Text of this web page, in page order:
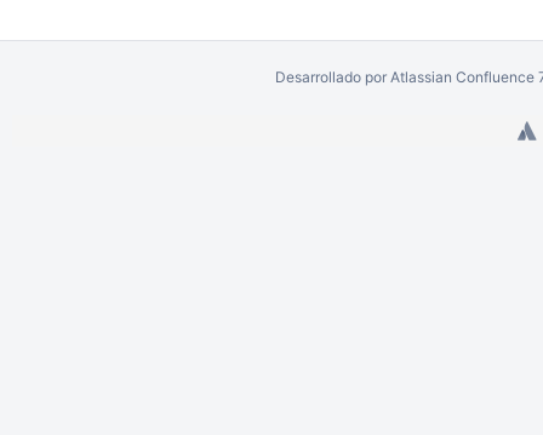
Desarrollado por Atlassian Confluence